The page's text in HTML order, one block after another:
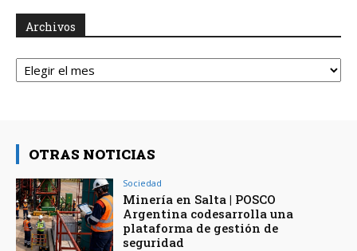
Archivos
Archivos
OTRAS NOTICIAS
Sociedad
Minería en Salta | POSCO
Argentina codesarrolla una
plataforma de gestión de
seguridad